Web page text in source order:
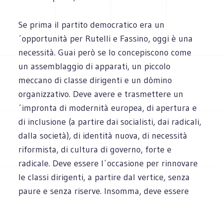
Se prima il partito democratico era un
´opportunità per Rutelli e Fassino, oggi è una
necessità. Guai però se lo concepiscono come
un assemblaggio di apparati, un piccolo
meccano di classe dirigenti e un dòmino
organizzativo. Deve avere e trasmettere un
´impronta di modernità europea, di apertura e
di inclusione (a partire dai socialisti, dai radicali,
dalla società), di identità nuova, di necessità
riformista, di cultura di governo, forte e
radicale. Deve essere l´occasione per rinnovare
le classi dirigenti, a partire dal vertice, senza
paure e senza riserve. Insomma, deve essere